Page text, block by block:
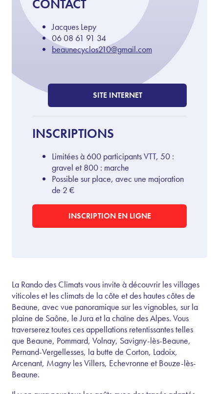
CONTACT
Jacques Lepy
06 08 61 91 34
beaunecyclos210@gmail.com
SITE INTERNET
INSCRIPTIONS
Limitées à 600 participants VTT, 50 :
gravel et 800 : marche
Possible sur place, avec une majoration
de 2 €
INSCRIPTION EN LIGNE
La Rando des Climats vous invite à découvrir lesvillages
viticoles et les climats de la côte et des hautes côtes de
Beaune, avec vue panoramique sur les vignobles, sur la
plaine de Saône, le Jura et la chaîne des Alpes. Vous
traverserez toutes cesappellations retentissantes telles
que Beaune, Pommard, Volnay, Savigny-lès-Beaune,
Pernand-Vergellesses, la butte de Corton, Ladoix,
Arcenant, Magny les Villers, Echevronne et Bouze-lès-
Beaune.